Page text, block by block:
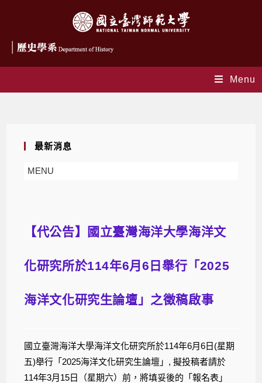
Menu
最新消息
MENU
【代公告】國立臺灣海洋大學海洋文
化研究所於114年6月6日舉行「2025
海洋文化研究生論壇」之徵稿啟事
國立臺灣海洋大學海洋文化研究所於114年6月6日(星期
五)舉行「2025海洋文化研究生論壇」, 擬投稿者請於
114年3月15日（星期六）前，將填妥後的「報名表」